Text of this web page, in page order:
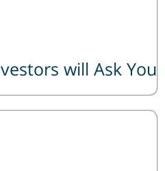
will Ask You